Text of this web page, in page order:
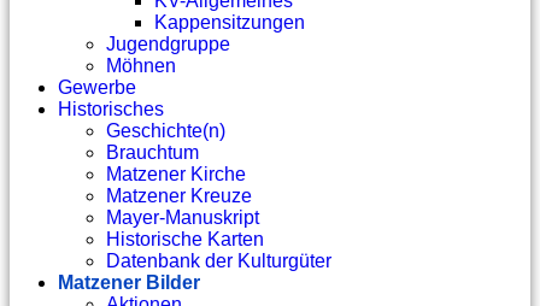
Kappensitzungen
Jugendgruppe
Möhnen
Gewerbe
Historisches
Geschichte(n)
Brauchtum
Matzener Kirche
Matzener Kreuze
Mayer-Manuskript
Historische Karten
Datenbank der Kulturgüter
Matzener Bilder